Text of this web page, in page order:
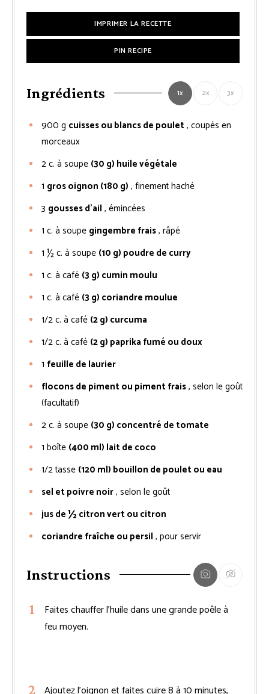
IMPRIMER LA RECETTE
PIN RECIPE
Ingrédients 1x 2x 3x
900 g cuisses ou blancs de poulet, coupés en
morceaux
2c. à soupe (30 g) huile végétale
1 gros oignon (180 g) , finement haché
3 gousses d’ail , émincées
1 c. à soupe gingembre frais, râpé
1 ½c. à soupe (10 g) poudre de curry
1 c. à café (3 g) cumin moulu
1 c. à café (3 g) coriandre moulue
1/2c. à café (2 g) curcuma
1/2c. à café (2 g) paprika fumé ou doux
1 feuille de laurier
flocons de piment ou piment frais, selon le goût
(facultatif)
2c. à soupe (30 g) concentré de tomate
1 boîte (400 ml) lait de coco
1/2tasse (120 ml) bouillon de poulet ou eau
sel et poivre noir, selon le goût
jus de ½ citron vert ou citron
coriandre fraîche ou persil , pour servir
Instructions
Faites chauffer l’huile dans une grande poêle à
feu moyen.
Ajoutez l’oignon et faites cuire 8 à 10 minutes,